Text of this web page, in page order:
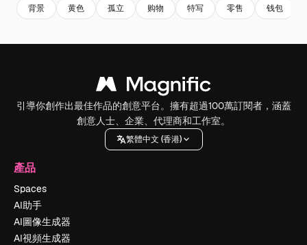
背景 黄色 孤立 购物 特写 零售 钱包
引導你創作出最佳作品的創意平台。擁有超過100萬訂閱者，涵蓋
創意人士、企業、代理商和工作室。
繁體中文 (香港)
產品
Spaces
AI助手
AI圖像生成器
AI視頻生成器